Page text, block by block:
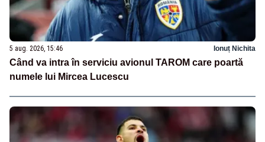
5 aug. 2026, 15:46 Ionuț Nichita
Când va intra în serviciu avionul TAROM care poartă
numele lui Mircea Lucescu